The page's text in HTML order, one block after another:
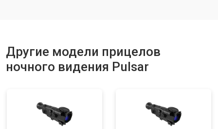
Другие модели прицелов
ночного видения Pulsar